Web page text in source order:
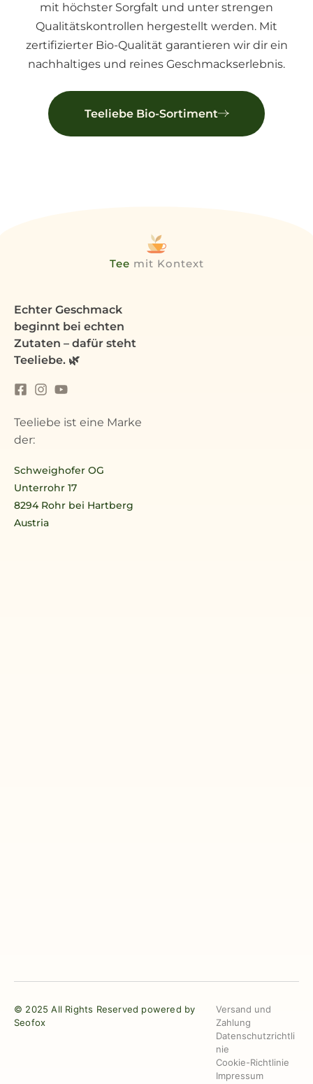
mit höchster Sorgfalt und unter strengen
Qualitätskontrollen hergestellt werden. Mit
zertifizierter Bio-Qualität garantieren wir dir ein
nachhaltiges und reines Geschmackserlebnis.
Teeliebe Bio-Sortiment
Tee mit Kontext
Echter Geschmack
beginnt bei echten
Zutaten – dafür steht
Teeliebe. 🌿
Teeliebe ist eine Marke
der:
Schweighofer OG
Unterrohr 17
8294 Rohr bei Hartberg
Austria
© 2025 All Rights Reserved powered by
Seofox
Versand und
Zahlung
Datenschutzrichtli
nie
Cookie-Richtlinie
Impressum